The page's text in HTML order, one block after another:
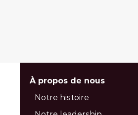
À propos de nous
Notre histoire